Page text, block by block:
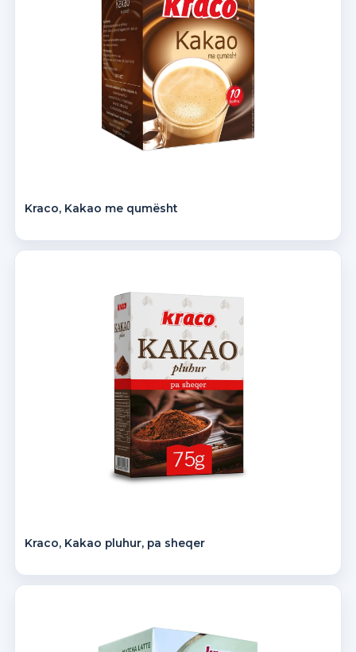
Kraco, Kakao me qumësht
Kraco, Kakao pluhur, pa sheqer